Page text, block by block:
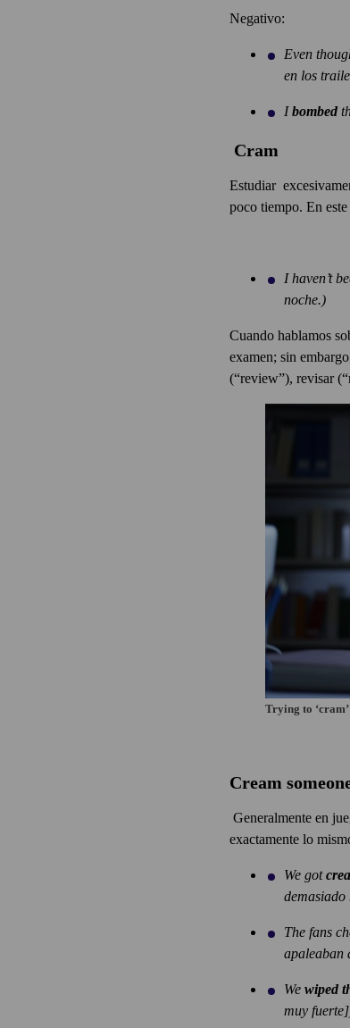
Negativo:
Even
en los
Ibombed
Cram
Estudiar
poco tiempo. En
I haven’t
noche.)
Cuando hablamos
examen; sin
(“review”), revisar
Trying to
Cream
Generalmente en
exactamente lo
We got
demasiado
The fans
apaleaban
We wiped
muy